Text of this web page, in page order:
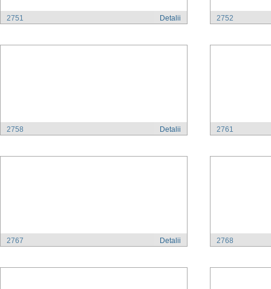
Detalii
2751 2752
Detalii
2758 2761
Detalii
2767 2768